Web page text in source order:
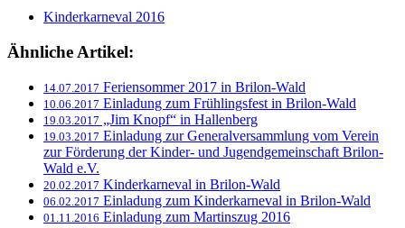
Kinderkarneval 2016
Ähnliche Artikel:
14.07.2017 Feriensommer 2017 in Brilon-Wald
10.06.2017 Einladung zum Frühlingsfest in Brilon-Wald
19.03.2017 „Jim Knopf“ in Hallenberg
19.03.2017 Einladung zur Generalversammlung vom Verein
zur Förderung der Kinder- und Jugendgemeinschaft Brilon-
Wald e.V.
20.02.2017 Kinderkarneval in Brilon-Wald
06.02.2017 Einladung zum Kinderkarneval in Brilon-Wald
01.11.2016 Einladung zum Martinszug 2016